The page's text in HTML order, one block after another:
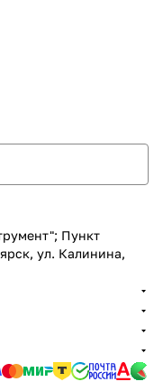
Пункт
ул. Калинина,